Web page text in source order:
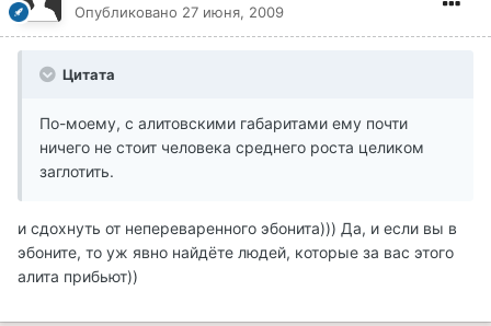
Опубликовано 27 июня, 2009
Цитата
По-моему, с алитовскими габаритами ему почти
ничего не стоит человека среднего роста целиком
заглотить.
и сдохнуть от непереваренного эбонита))) Да, и если вы в
эбоните, то уж явно найдёте людей, которые за вас этого
алита прибьют))